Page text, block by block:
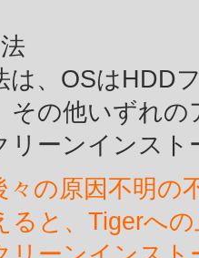
は、OSはHDD
その他いずれ
リーンインスト
の原因不明の
ると、Tigerへ